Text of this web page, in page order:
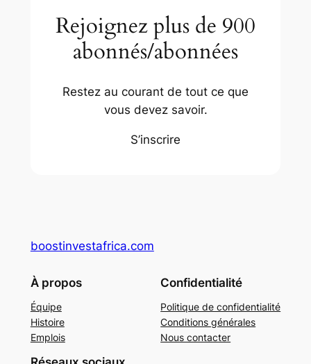
Rejoignez plus de 900
abonnés/abonnées
Restez au courant de tout ce que
vous devez savoir.
S’inscrire
boostinvestafrica.com
À propos
Équipe
Histoire
Emplois
Confidentialité
Politique de confidentialité
Conditions générales
Nous contacter